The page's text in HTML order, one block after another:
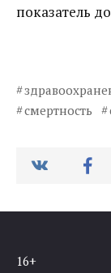
показатель
смертность
16+